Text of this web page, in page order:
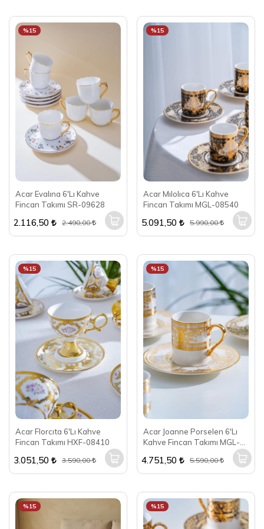
Acar Evalına 6'Lı Kahve
Fincan Takımı SR-09628
%15
2.116,50 2.490,00
Acar Mılolıca 6'Lı Kahve
Fincan Takımı MGL-08540
%15
5.091,50 5.990,00
Acar Florcıta 6'Lı Kahve
Fincan Takımı HXF-08410
%15
3.051,50 3.590,00
Acar Joanne Porselen 6'Lı
Kahve Fincan Takımı MGL-
%15
4.751,50 5.590,00
%15 %15